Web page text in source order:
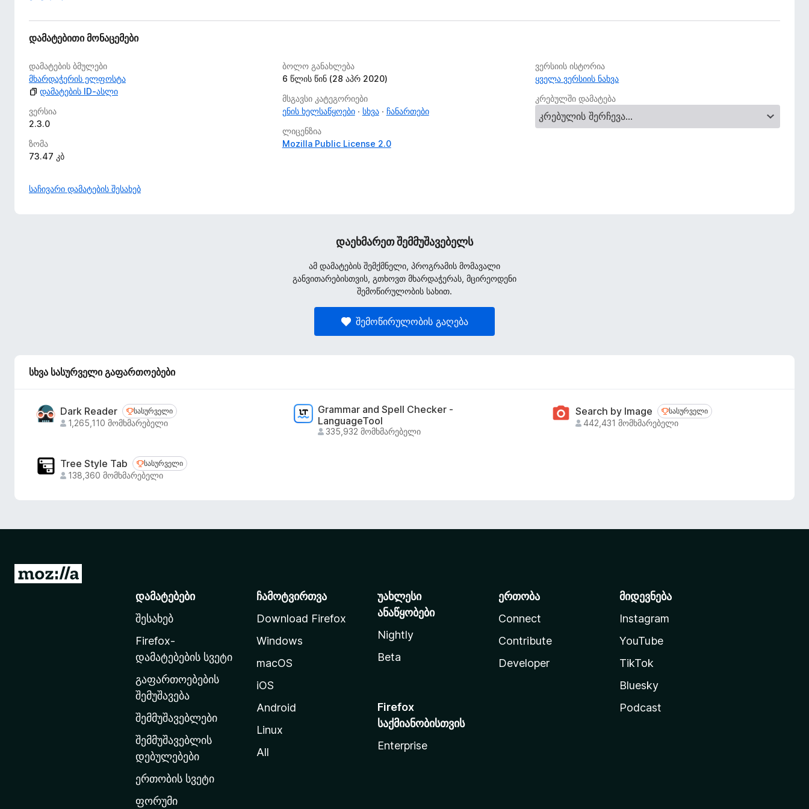
დამატებითი მონაცემები
დამატების ბმულები
მხარდაჭერის ელფოსტა
დამატების ID-ასლი
ვერსია
2.3.0
ზომა
73.47 კბ
ბოლო განახლება
6 წლის წინ (28 აპრ 2020)
მსგავსი კატეგორიები
ენის ხელსაწყოები
სხვა
ჩანართები
ლიცენზია
Mozilla Public License 2.0
ვერსიის ისტორია
ყველა ვერსიის ნახვა
კრებულში დამატება
საჩივარი დამატების შესახებ
დაეხმარეთ შემმუშავებელს
ამ დამატების შემქმნელი, პროგრამის მომავალი
განვითარებისთვის, გთხოვთ მხარდაჭერას, მცირეოდენი
შემოწირულობის სახით.
შემოწირულობის გაღება
სხვა სასურველი გაფართოებები
Dark Reader სასურველი
სასურველი
1,265,110 მომხმარებელი
Grammar and Spell Checker -
LanguageTool
335,932 მომხმარებელი
Search by Image სასურველი
სასურველი
442,431 მომხმარებელი
Tree Style Tab სასურველი
სასურველი
138,360 მომხმარებელი
M
დამატებები
შესახებ
Firefox-
დამატებების სვეტი
გაფართოებების
შემუშავება
შემმუშავებლები
შემმუშავებლის
დებულებები
ერთობის სვეტი
ფორუმი
ჩამოტვირთვა
Download Firefox
Windows
macOS
iOS
Android
Linux
All
უახლესი
ანაწყობები
Nightly
Beta
Firefox
საქმიანობისთვის
Enterprise
ერთობა
Connect
Contribute
Developer
მიდევნება
Instagram
YouTube
TikTok
Bluesky
Podcast